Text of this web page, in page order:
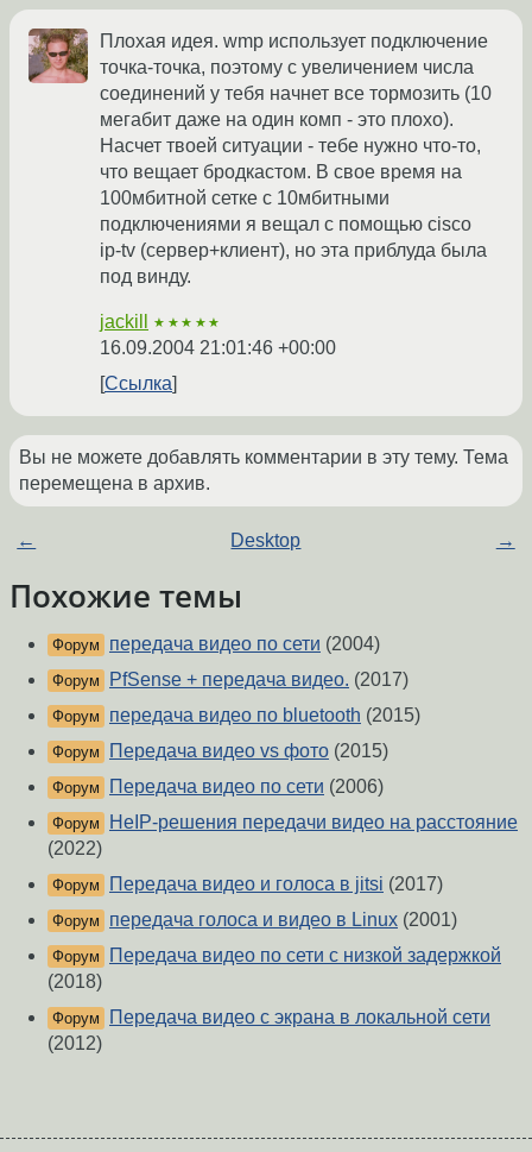
Плохая идея. wmp использует подключение
точка-точка, поэтому с увеличением числа
соединений у тебя начнет все тормозить (10
мегабит даже на один комп - это плохо).
Насчет твоей ситуации - тебе нужно что-то,
что вещает бродкастом. В свое время на
100мбитной сетке с 10мбитными
подключениями я вещал с помощью cisco
ip-tv (сервер+клиент), но эта приблуда была
под винду.
jackill ★★★★★
16.09.2004 21:01:46 +00:00
Ссылка
Вы не можете добавлять комментарии в эту тему. Тема
перемещена в архив.
← Desktop →
Похожие темы
Форум передача видео по сети (2004)
Форум PfSense + передача видео. (2017)
Форум передача видео по bluetooth (2015)
Форум Передача видео vs фото (2015)
Форум Передача видео по сети (2006)
Форум
НеIP-решения передачи видео на расстояние
(2022)
Форум Передача видео и голоса в jitsi (2017)
Форум передача голоса и видео в Linux (2001)
Форум
Передача видео по сети с низкой задержкой
(2018)
Форум
Передача видео c экрана в локальной сети
(2012)